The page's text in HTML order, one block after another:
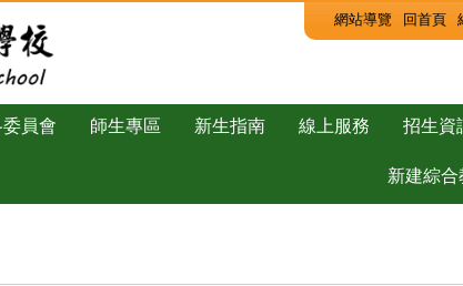
網站導覽 回首頁
委員會 師生專區 新生指南 線上服務 招生資
新建綜